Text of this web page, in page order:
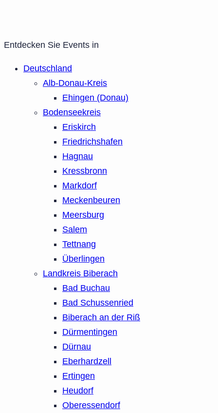
Entdecken Sie Events in
Deutschland
Alb-Donau-Kreis
Ehingen (Donau)
Bodenseekreis
Eriskirch
Friedrichshafen
Hagnau
Kressbronn
Markdorf
Meckenbeuren
Meersburg
Salem
Tettnang
Überlingen
Landkreis Biberach
Bad Buchau
Bad Schussenried
Biberach an der Riß
Dürmentingen
Dürnau
Eberhardzell
Ertingen
Heudorf
Oberessendorf